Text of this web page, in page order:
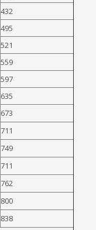
432
495
521
559
597
635
673
711
749
711
762
800
838